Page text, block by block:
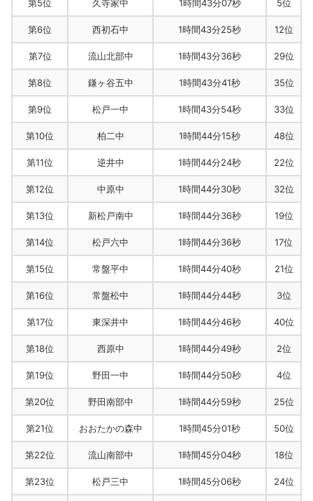
第5位 久寺家中 1時間43分07秒 5位
第6位 西初石中 1時間43分25秒 12位
第7位 流山北部中 1時間43分36秒 29位
第8位 鎌ヶ谷五中 1時間43分41秒 35位
第9位 松戸一中 1時間43分54秒 33位
第10位 柏二中 1時間44分15秒 48位
第11位 逆井中 1時間44分24秒 22位
第12位 中原中 1時間44分30秒 32位
第13位 新松戸南中 1時間44分36秒 19位
第14位 松戸六中 1時間44分36秒 17位
第15位 常盤平中 1時間44分40秒 21位
第16位 常盤松中 1時間44分44秒 3位
第17位 東深井中 1時間44分46秒 40位
第18位 西原中 1時間44分49秒 2位
第19位 野田一中 1時間44分50秒 4位
第20位 野田南部中 1時間44分59秒 25位
第21位 おおたかの森中 1時間45分01秒 50位
第22位 流山南部中 1時間45分04秒 18位
第23位 松戸三中 1時間45分06秒 24位